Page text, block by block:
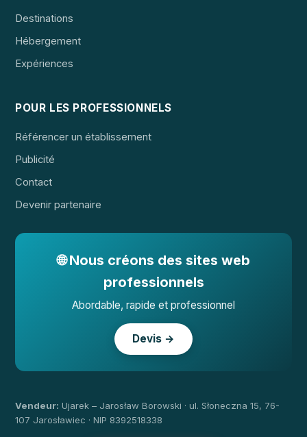
Destinations
Hébergement
Expériences
POUR LES PROFESSIONNELS
Référencer un établissement
Publicité
Contact
Devenir partenaire
🌐 Nous créons des sites web
professionnels
Abordable, rapide et professionnel
Devis →
Vendeur: Ujarek – Jarosław Borowski · ul. Słoneczna 15, 76-
107 Jarosławiec · NIP 8392518338